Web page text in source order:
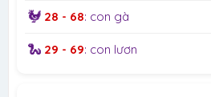
🐓 28 - 68: con gà
🐍 29 - 69: con lươn